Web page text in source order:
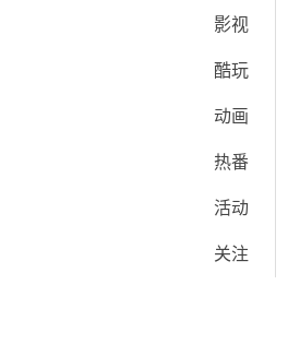
影视
酷玩
动画
热番
活动
关注